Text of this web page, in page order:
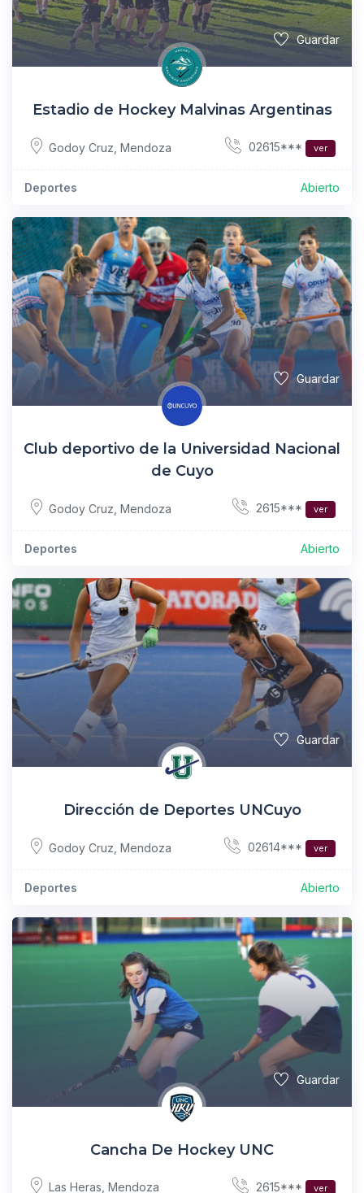
Guardar
Estadio de Hockey Malvinas Argentinas
Godoy Cruz Mendoza 02615*** ver
Deportes Abierto
Guardar
Club deportivo de la Universidad Nacional
de Cuyo
Godoy Cruz Mendoza 2615*** ver
Deportes Abierto
Guardar
Dirección de Deportes UNCuyo
Godoy Cruz Mendoza 02614*** ver
Deportes Abierto
Guardar
Cancha De Hockey UNC
Las Heras Mendoza 2615*** ver